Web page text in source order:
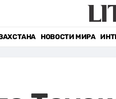
НОВОСТИ МИРА